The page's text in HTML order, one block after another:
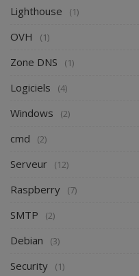
Lighthouse (1)
OVH (1)
Zone DNS (1)
Logiciels (4)
Windows (2)
cmd (2)
Serveur (12)
Raspberry (7)
SMTP (2)
Debian (3)
Security (1)